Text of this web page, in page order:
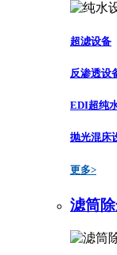
超滤设备
反渗透设
EDI超纯
抛光混床
更多>
滤筒